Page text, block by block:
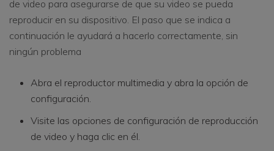
de video para asegurarse de que su video se pueda
reproducir en su dispositivo. El paso que se indica a
continuación le ayudará a hacerlo correctamente, sin
ningún problema
Abra el reproductor multimedia y abra la opción de
configuración.
Visite las opciones de configuración de reproducción
de video y haga clic en él.